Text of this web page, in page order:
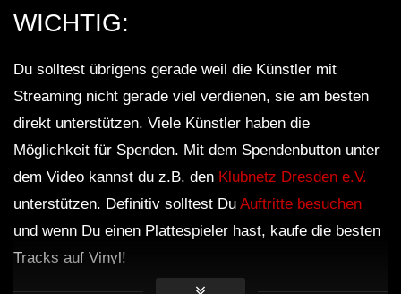
WICHTIG:
Du solltest übrigens gerade weil die Künstler mit
Streaming nicht gerade viel verdienen, sie am besten
direkt unterstützen. Viele Künstler haben die
Möglichkeit für Spenden. Mit dem Spendenbutton unter
dem Video kannst du z.B. den Klubnetz Dresden e.V.
unterstützen. Definitiv solltest Du Auftritte besuchen
und wenn Du einen Plattespieler hast, kaufe die besten
Tracks auf Vinyl!